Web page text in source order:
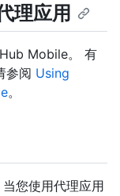
理应用
Mobile。 有
参阅 Using
。
您使用代理应用